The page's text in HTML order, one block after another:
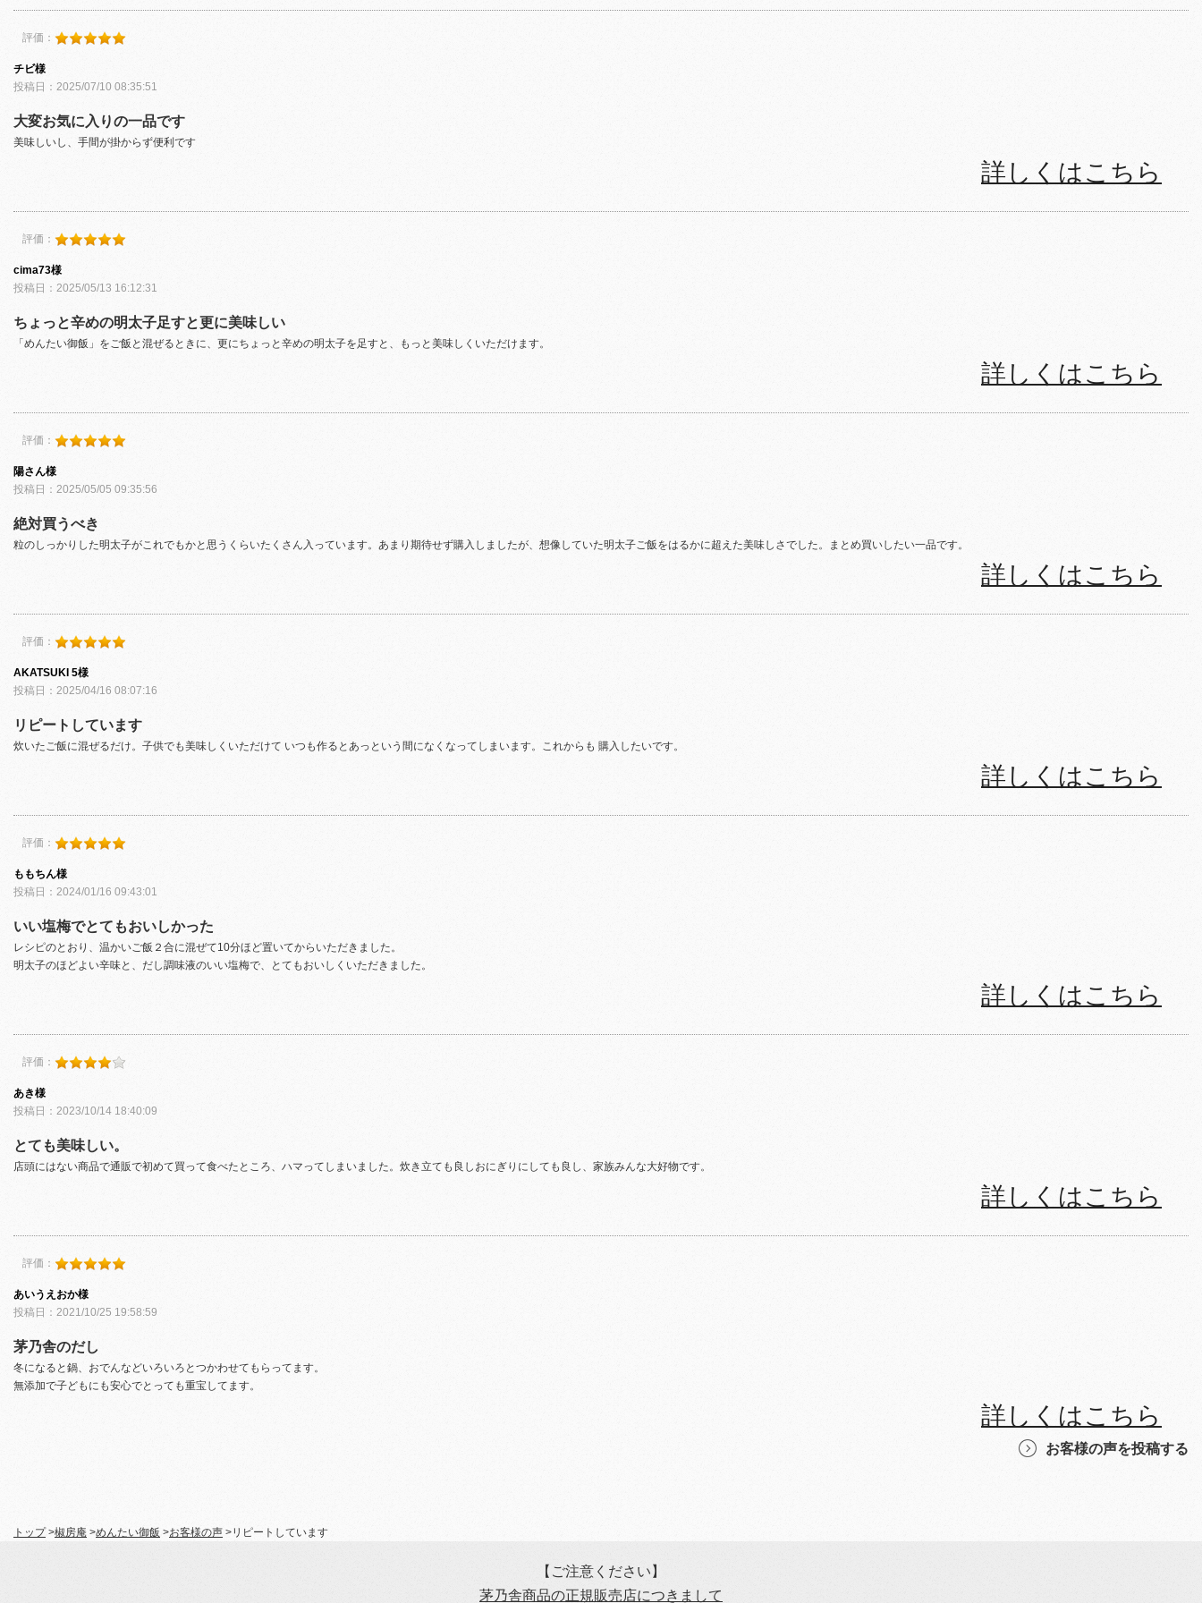
評価：
チビ様
投稿日：2025/07/10 08:35:51
大変お気に入りの一品です
美味しいし、手間が掛からず便利です
詳しくはこちら
評価：
cima73様
投稿日：2025/05/13 16:12:31
ちょっと辛めの明太子足すと更に美味しい
「めんたい御飯」をご飯と混ぜるときに、更にちょっと辛めの明太子を足すと、もっと美味しくいただけます。
詳しくはこちら
評価：
陽さん様
投稿日：2025/05/05 09:35:56
絶対買うべき
粒のしっかりした明太子がこれでもかと思うくらいたくさん入っています。あまり期待せず購入しましたが、想像していた明太子ご飯をはるかに超えた美味しさでした。まとめ買いしたい一品です。
詳しくはこちら
評価：
AKATSUKI 5様
投稿日：2025/04/16 08:07:16
リピートしています
炊いたご飯に混ぜるだけ。子供でも美味しくいただけて いつも作るとあっという間になくなってしまいます。これからも 購入したいです。
詳しくはこちら
評価：
ももちん様
投稿日：2024/01/16 09:43:01
いい塩梅でとてもおいしかった
レシピのとおり、温かいご飯２合に混ぜて10分ほど置いてからいただきました。
明太子のほどよい辛味と、だし調味液のいい塩梅で、とてもおいしくいただきました。
詳しくはこちら
評価：
あき様
投稿日：2023/10/14 18:40:09
とても美味しい。
店頭にはない商品で通販で初めて買って食べたところ、ハマってしまいました。炊き立ても良しおにぎりにしても良し、家族みんな大好物です。
詳しくはこちら
評価：
あいうえおか様
投稿日：2021/10/25 19:58:59
茅乃舎のだし
冬になると鍋、おでんなどいろいろとつかわせてもらってます。
無添加で子どもにも安心でとっても重宝してます。
詳しくはこちら
お客様の声を投稿する
トップ>椒房庵 >めんたい御飯 >お客様の声 >リピートしています
【ご注意ください】
茅乃舎商品の正規販売店につきまして